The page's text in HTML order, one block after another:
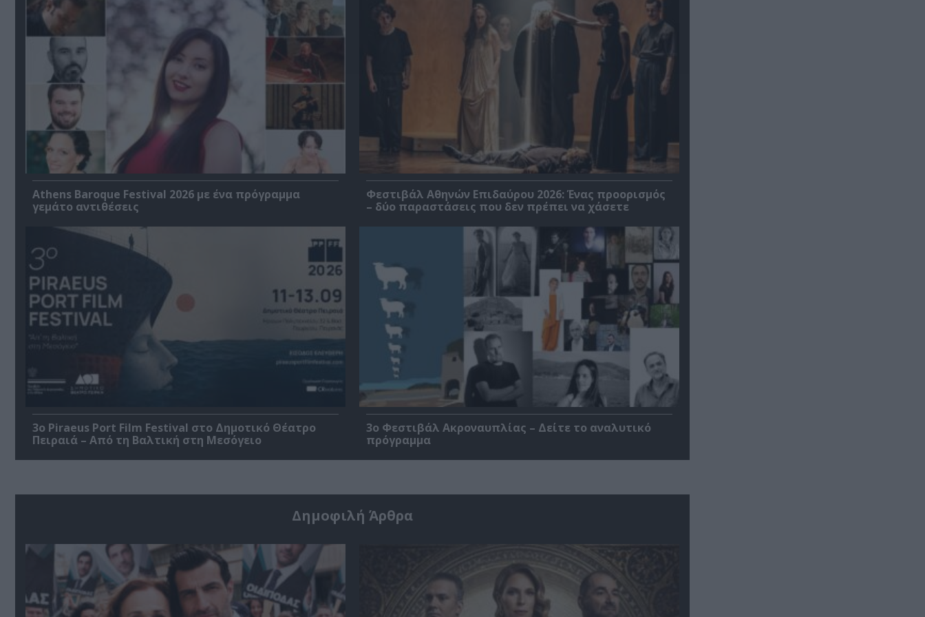
Athens Baroque Festival 2026 με ένα πρόγραμμα
γεμάτο αντιθέσεις
Φεστιβάλ Αθηνών Επιδαύρου 2026: Ένας προορισμός
– δύο παραστάσεις που δεν πρέπει να χάσετε
3o Piraeus Port Film Festival στο Δημοτικό Θέατρο
Πειραιά – Από τη Βαλτική στη Μεσόγειο
3ο Φεστιβάλ Ακροναυπλίας – Δείτε το αναλυτικό
πρόγραμμα
Δημοφιλή Άρθρα